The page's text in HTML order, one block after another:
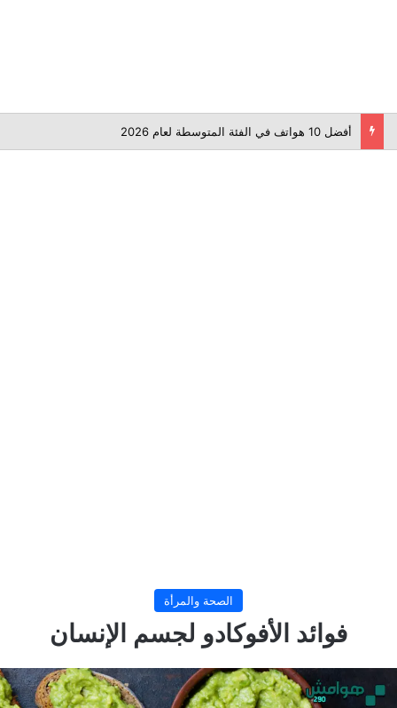
أفضل 10 هواتف في الفئة المتوسطة لعام 2026
الصحة والمرأة
فوائد الأفوكادو لجسم الإنسان